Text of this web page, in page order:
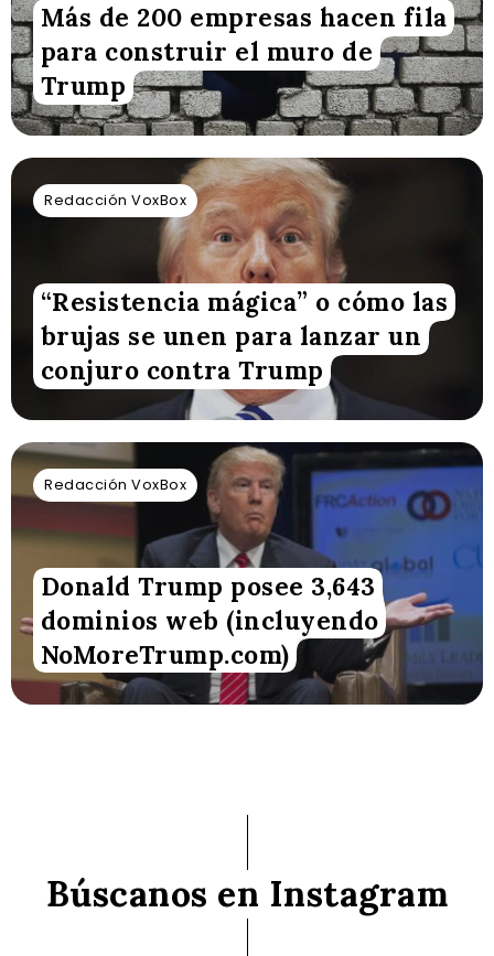
Más de 200 empresas hacen fila
para construir el muro de
Trump
Redacción VoxBox
“Resistencia mágica” o cómo las
brujas se unen para lanzar un
conjuro contra Trump
Redacción VoxBox
Donald Trump posee 3,643
dominios web (incluyendo
NoMoreTrump.com)
Búscanos en Instagram